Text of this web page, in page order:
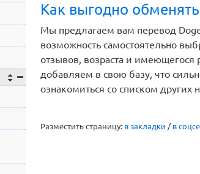
Как выгодно
Мы предлагаем вам перевод
возможность самостоятельно
отзывов, возраста и
добавляем в свою базу, что
ознакомиться со списком других
Разместить страницу: в закладки / в